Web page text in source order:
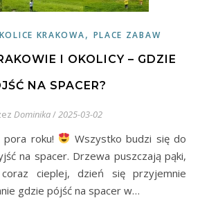
KRAKOWA, PLACE ZABAW
I OKOLICY – GDZIE
NA SPACER?
Dominika/2025-03-02
pora roku!
Wszystko budzi się do
na spacer. Drzewa puszczają pąki,
cieplej, dzień się przyjemnie
gdzie pójść na spacer w…